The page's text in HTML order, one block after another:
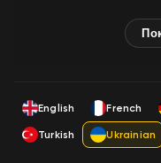
English French
Turkish
Ukrainian